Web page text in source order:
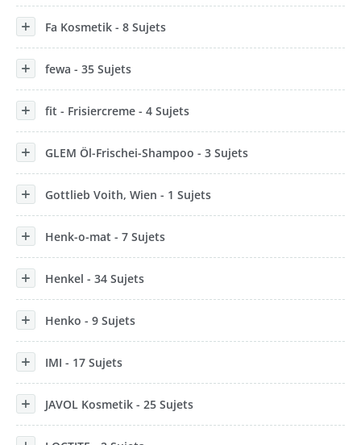
Fa Kosmetik - 8 Sujets
fewa - 35 Sujets
fit - Frisiercreme - 4 Sujets
GLEM Öl-Frischei-Shampoo - 3 Sujets
Gottlieb Voith, Wien - 1 Sujets
Henk-o-mat - 7 Sujets
Henkel - 34 Sujets
Henko - 9 Sujets
IMI - 17 Sujets
JAVOL Kosmetik - 25 Sujets